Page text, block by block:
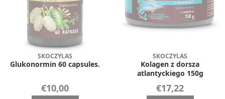
SKOCZYLAS
Glukonormin 60 capsules.
€10,00
SKOCZYLAS
Kolagen z dorsza
atlantyckiego 150g
€17,22